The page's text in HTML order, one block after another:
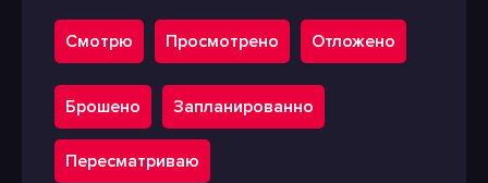
Смотрю Просмотрено Отложено
Брошено Запланированно
Пересматриваю